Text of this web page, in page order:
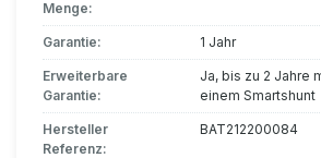
Menge:
Garantie: 1 Jahr
Erweiterbare
Garantie:
Ja, bis zu 2 Jahre
einem Smartshunt
Hersteller
Referenz:
BAT212200084